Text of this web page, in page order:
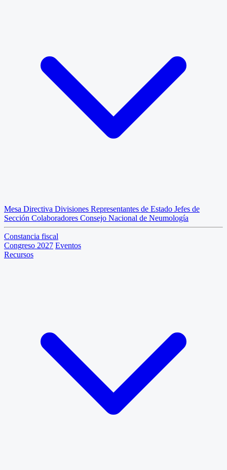
Mesa Directiva Divisiones Representantes de Estado Jefes de
Sección Colaboradores Consejo Nacional de Neumología
Constancia fiscal
Congreso 2027 Eventos
Recursos